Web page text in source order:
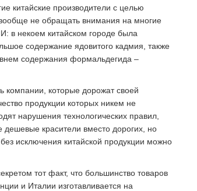
китайские производители с целью
не обращать внимания на многие
в некоем китайском городе была
содержание ядовитого кадмия, также
содержания формальдегида –
компании, которые дорожат своей
продукции которых никем не
нарушения технологических правил,
дешевые красители вместо дорогих, но
исключения китайской продукции можно
тот факт, что большинство товаров
и Италии изготавливается на